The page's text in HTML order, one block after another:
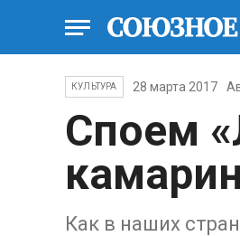
КУЛЬТУРА 28 марта 2017
Споем
Как в наших